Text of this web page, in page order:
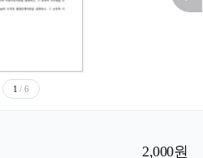
1 / 6
2,000원